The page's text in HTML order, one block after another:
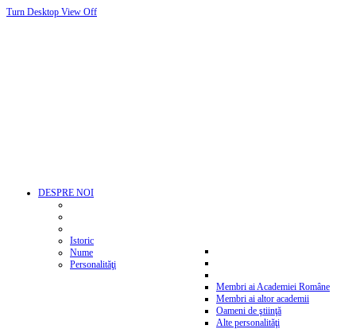
Turn Desktop View Off
DESPRE NOI
Istoric
Nume
Personalităţi
Membri ai Academiei Române
Membri ai altor academii
Oameni de ştiinţă
Alte personalităţi